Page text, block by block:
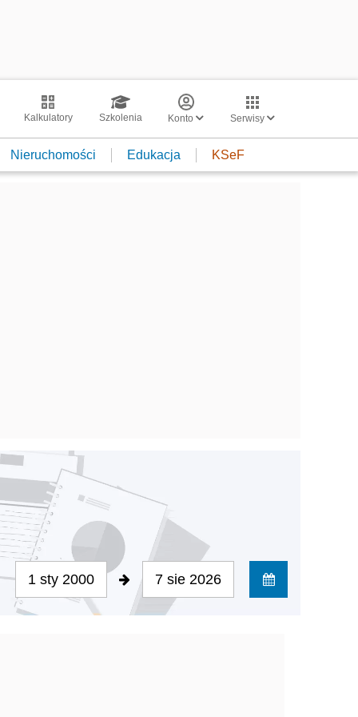
Kalkulatory Szkolenia Konto Serwisy
Nieruchomości Edukacja KSeF
1 sty 2000 7 sie 2026